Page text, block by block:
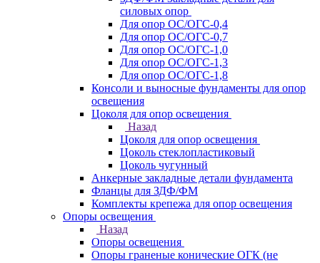
силовых опор
Для опор ОС/ОГС-0,4
Для опор ОС/ОГС-0,7
Для опор ОС/ОГС-1,0
Для опор ОС/ОГС-1,3
Для опор ОС/ОГС-1,8
Консоли и выносные фундаменты для опор
освещения
Цоколя для опор освещения
Назад
Цоколя для опор освещения
Цоколь стеклопластиковый
Цоколь чугунный
Анкерные закладные детали фундамента
Фланцы для ЗДФ/ФМ
Комплекты крепежа для опор освещения
Опоры освещения
Назад
Опоры освещения
Опоры граненые конические ОГК (не